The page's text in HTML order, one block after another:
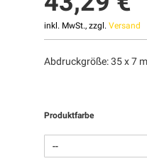
inkl. MwSt., zzgl.Versand
Abdruckgröße: 35 x 7
Produktfarbe